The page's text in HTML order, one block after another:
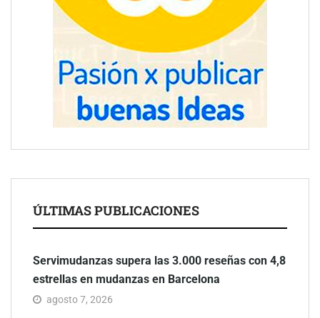
ÚLTIMAS PUBLICACIONES
Servimudanzas supera las 3.000 reseñas con 4,8
estrellas en mudanzas en Barcelona
agosto 7, 2026